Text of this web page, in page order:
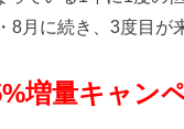
8月に続き、3度目が
増量キャン